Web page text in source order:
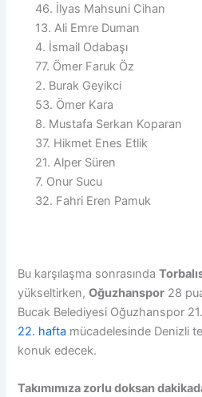
46. İlyas Mahsuni Cihan
13. Ali Emre Duman
4. İsmail Odabaşı
77. Ömer Faruk Öz
2. Burak Geyikci
53. Ömer Kara
8. Mustafa Serkan Koparan
37. Hikmet Enes Etlik
21. Alper Süren
7. Onur Sucu
32. Fahri Eren Pamuk
Bu karşılaşma sonrasında
yükseltirken,Oğuzhanspor 28
Bucak Belediyesi Oğuzhanspor
22. hafta mücadelesinde Denizli
konuk edecek.
Takımımıza zorlu doksan